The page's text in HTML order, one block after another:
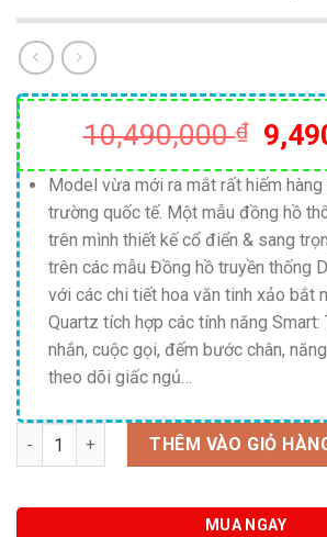
10,490,000₫
Giá
gốc
là:
Model vừa mới ra mắt rất hiếm
trường quốc tế. Một mẫu đồng hồ
trên mình thiết kế cổ điển & sang
trên các mẫu Đồng hồ truyền thống
với các chi tiết hoa văn tinh xảo bắt
Quartz tích hợp các tính năng Smart:
nhắn, cuộc gọi, đếm bước chân,
theo dõi giấc ngủ…
Số lượng THÊM VÀO GIỎ
MUA NGAY